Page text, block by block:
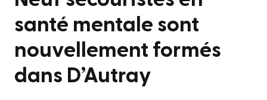
santé mentale sont
nouvellement formés
dans D’Autray